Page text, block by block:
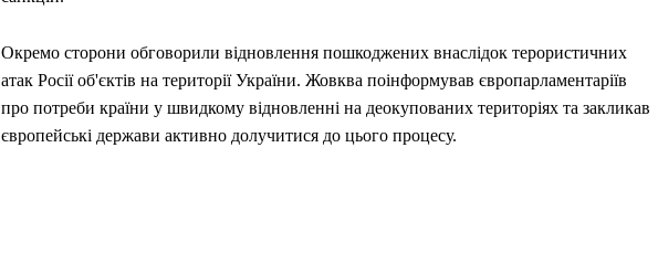
Окремо сторони обговорили відновлення пошкоджених внаслідок терористичних
атак Росії об'єктів на території України. Жовква поінформував європарламентаріїв
про потреби країни у швидкому відновленні на деокупованих територіях та закликав
європейські держави активно долучитися до цього процесу.